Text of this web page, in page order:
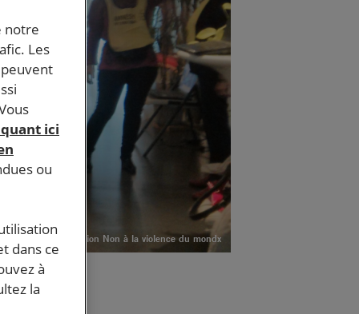
EXposition Non à la violence du mondx
notre
Les
ici
ou
dans ce
à
la